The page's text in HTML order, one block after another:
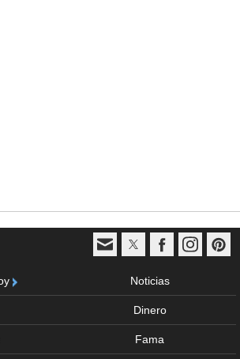
Noticias
Dinero
Fama